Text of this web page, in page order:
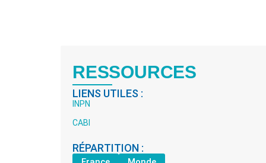
RESSOURCES
LIENS UTILES :
INPN
CABI
RÉPARTITION :